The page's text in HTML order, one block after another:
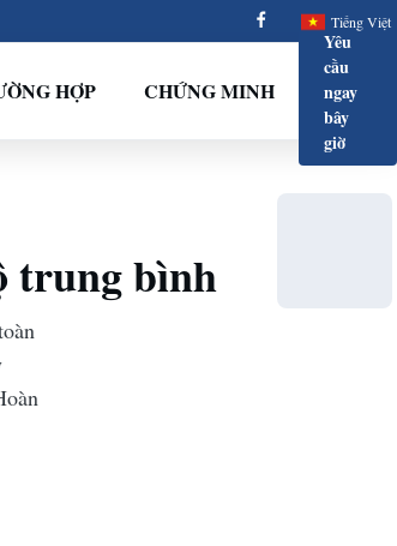
Tiếng Việt
HỢP CHỨNG MINH
Yêu
cầu
ngay
bây
giờ
trung bình